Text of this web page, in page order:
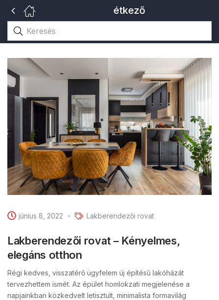
étkező
június 8, 2022 Lakberendezői rovat
Lakberendezői rovat – Kényelmes,
elegáns otthon
Régi kedves, visszatérő ügyfelem új építésű lakóházát
tervezhettem ismét. Az épület homlokzati megjelenése a
napjainkban közkedvelt letisztult, minimalista formavilág